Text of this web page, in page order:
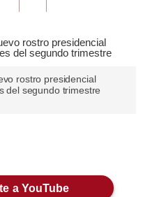
rostro presidencial
del segundo trimestre
a YouTube